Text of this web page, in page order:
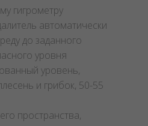
гигрометру
автоматически
до заданного
уровня
уровень,
и грибок, 50-55
пространства,